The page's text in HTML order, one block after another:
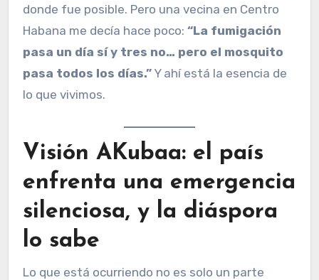
donde fue posible. Pero una vecina en Centro
Habana me decía hace poco: “La fumigación
pasa un día sí y tres no… pero el mosquito
pasa todos los días.” Y ahí está la esencia de
lo que vivimos.
Visión AKubaa: el país
enfrenta una emergencia
silenciosa, y la diáspora
lo sabe
Lo que está ocurriendo no es solo un parte